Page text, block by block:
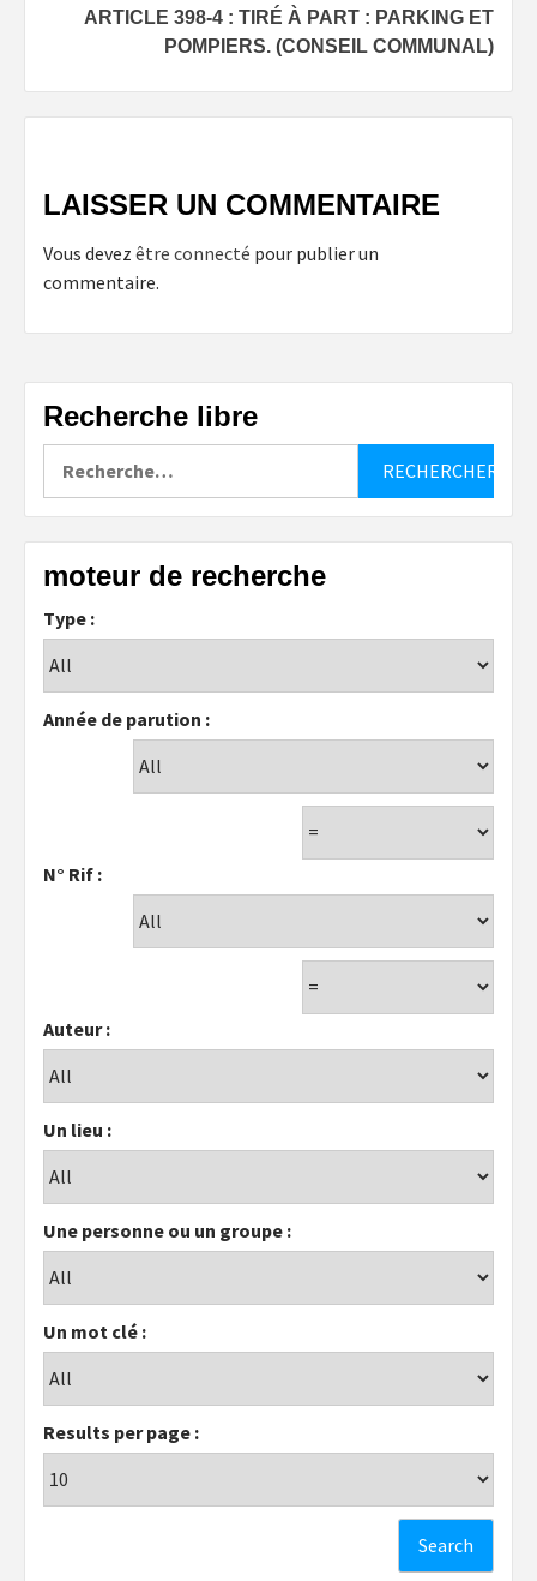
ARTICLE 398-4 : TIRÉ À PART : PARKING ET
POMPIERS. (CONSEIL COMMUNAL)
LAISSER UN COMMENTAIRE
Vous devez être connecté pour publier un
commentaire.
Recherche libre
moteur de recherche
Type :
Année de parution :
N° Rif :
Auteur :
Un lieu :
Une personne ou un groupe :
Un mot clé :
Results per page :